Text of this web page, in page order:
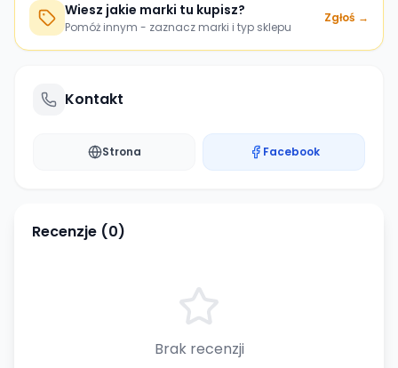
Wiesz jakie marki tu kupisz?
Pomóż innym - zaznacz marki i typ sklepu
Zgłoś →
Kontakt
Strona Facebook
Recenzje (0)
Brak recenzji